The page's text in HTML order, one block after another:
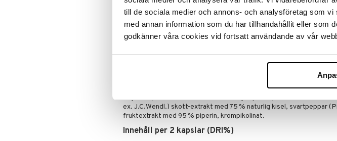
till de sociala medier och annons- och analysföretag som
med annan information som du har tillhandahållit eller som
godkänner våra cookies vid fortsatt användande av vår
Ta 2 kapslar dagligen med ett glas vatten i samband med måltid.
Detta är ett kosttillskott. Rekommenderad daglig dos bör inte
bör inte inte användas som ett alternativ till en varierad kost. Förvaras
små barn.
Indisk berberis (Berberis aristata DC.) rotextrakt med 97 %
mullbär (Morus alba L.) bladextrakt, hydroxypropylmetylcellulosa
majsfiber, kokos (Cocos nucifera L.) mjölkpulver, bambu (Bambusa
ex. J.C.Wendl.) skott-extrakt med 75 % naturlig kisel, svartpeppar
fruktextrakt med 95 % piperin, krompikolinat.
Innehåll per 2 kapslar (DRI%)